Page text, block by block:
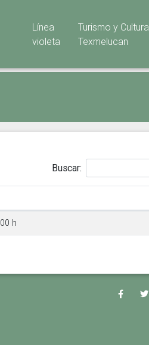
Línea
violeta
Turismo y Cultura
Texmelucan
Buscar:
h